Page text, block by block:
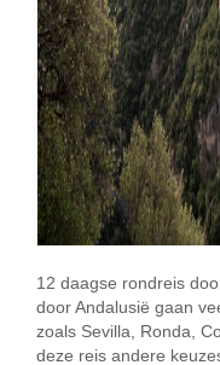
12 daagse rondreis
door Andalusië gaan
zoals Sevilla, Ronda,
deze reis andere